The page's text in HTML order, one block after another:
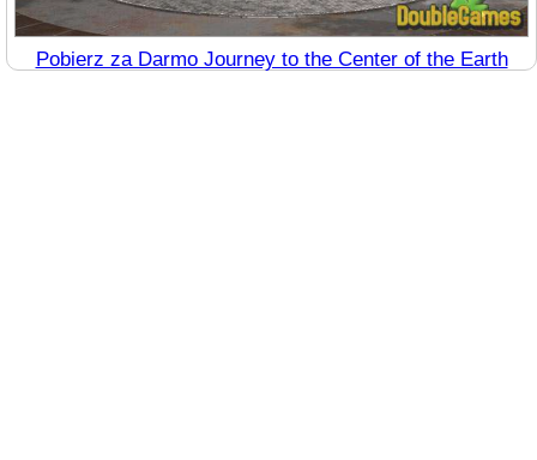
Pobierz za Darmo Journey to the Center of the Earth